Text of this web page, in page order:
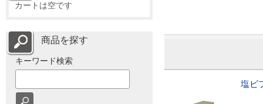
塩ビ
カートは空です
商品を探す
キーワード検索